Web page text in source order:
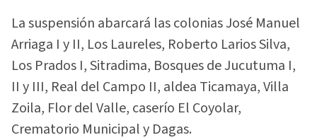
La suspensión abarcará las colonias José Manuel
Arriaga I y II, Los Laureles, Roberto Larios Silva,
Los Prados I, Sitradima, Bosques de Jucutuma I,
II y III, Real del Campo II, aldea Ticamaya, Villa
Zoila, Flor del Valle, caserío El Coyolar,
Crematorio Municipal y Dagas.